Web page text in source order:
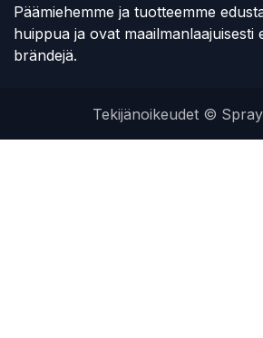
Päämiehemme ja tuotteemme
huippua ja ovat maailmanlaajuisesti
brändejä.
Tekijänoikeudet ©